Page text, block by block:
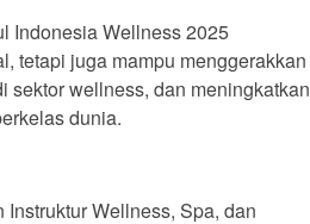
Indonesia Wellness 2025
tetapi juga mampu menggerakkan
sektor wellness, dan meningkatkan
dunia.
Wellness, Spa, dan